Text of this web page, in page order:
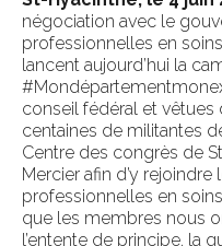
négociation avec le
professionnelles en
lancent aujourd’hui la
conseil fédéral et vêtues
centaines de militantes
Centre des congrès de
Mercier afin d’y
professionnelles en
que les membres nous
l’entente de principe, la